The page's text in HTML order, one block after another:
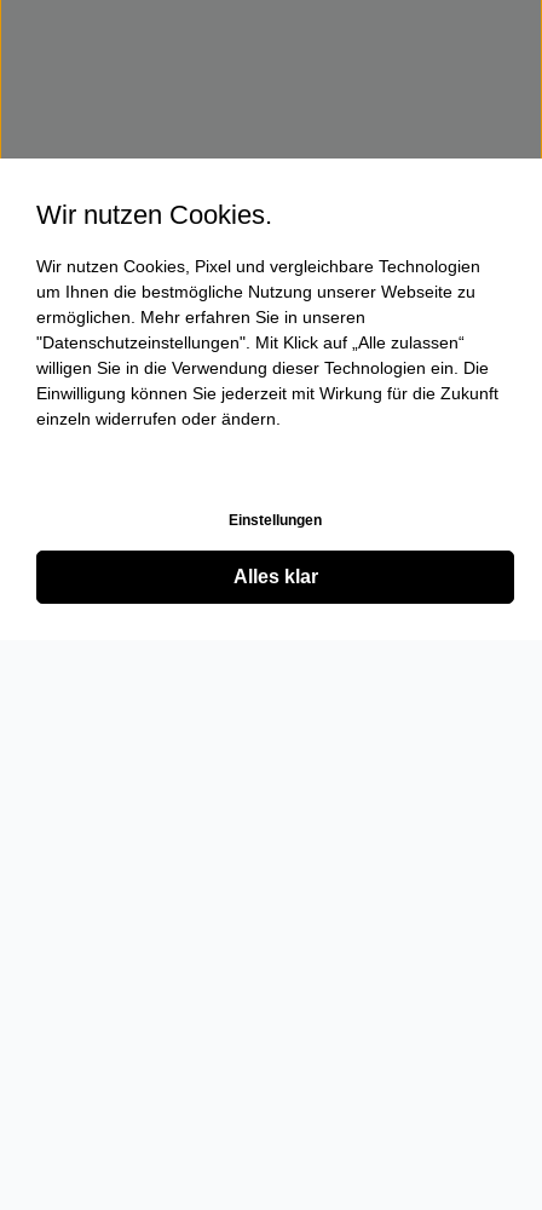
Wir nutzen Cookies.
Wir nutzen Cookies, Pixel und vergleichbare Technologien
um Ihnen die bestmögliche Nutzung unserer Webseite zu
ermöglichen. Mehr erfahren Sie in unseren
"Datenschutzeinstellungen". Mit Klick auf „Alle zulassen“
willigen Sie in die Verwendung dieser Technologien ein. Die
Einwilligung können Sie jederzeit mit Wirkung für die Zukunft
einzeln widerrufen oder ändern.
Einstellungen
Alles klar